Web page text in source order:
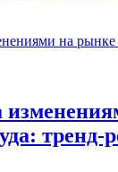
тренд-